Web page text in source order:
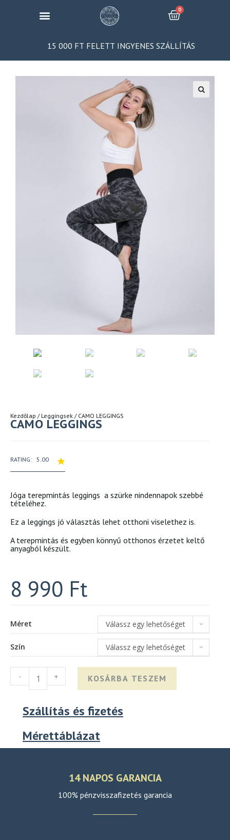
15 000 FT FELETT INGYENES SZÁLLÍTÁS
Kezdőlap / Leggingsek / CAMO LEGGINGS
CAMO LEGGINGS
RATING: 5.00
Jóga terepmintás leggings a szürke nindennapok szebbé
tételéhez.
Ez a leggings jó választás lehet otthoni viselethez is.
A terepmintás és egyben könnyű otthonos érzetet keltő
anyagból készült.
8 990 Ft
Méret Válassz egy lehetőséget
Szín Válassz egy lehetőséget
- + KOSÁRBA TESZEM
Szállítás és fizetés
Mérettáblázat
14 NAPOS GARANCIA
100% pénzvisszafizetés garancia